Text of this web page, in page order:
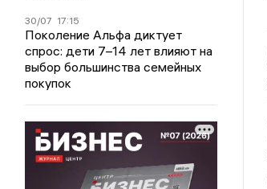
30/07 17:15
Поколение Альфа диктует
спрос: дети 7–14 лет влияют на
выбор большинства семейных
покупок